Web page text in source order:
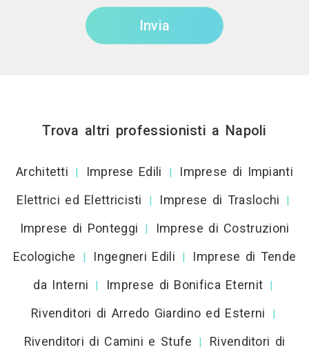
Invia
Trova altri professionisti a Napoli
Architetti | Imprese Edili |
Imprese di Impianti
Elettrici ed Elettricisti
| Imprese di Traslochi |
Imprese di Ponteggi |
Imprese di Costruzioni
Ecologiche
| Ingegneri Edili |
Imprese di Tende
da Interni
| Imprese di Bonifica Eternit |
Rivenditori di Arredo Giardino ed Esterni |
Rivenditori di Camini e Stufe |
Rivenditori di